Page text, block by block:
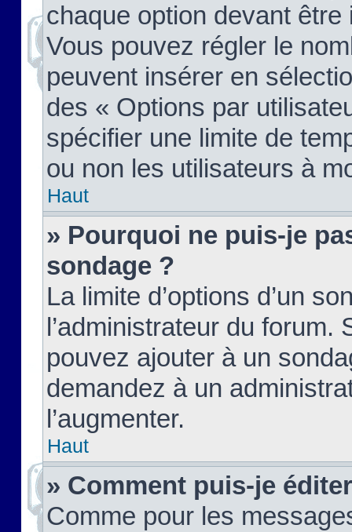
chaque option devant
Vous pouvez régler le
peuvent insérer en
des « Options par
spécifier une limite de
ou non les utilisateurs à
Haut
» Pourquoi ne puis-je
sondage ?
La limite d’options d’un
l’administrateur du forum.
pouvez ajouter à un
demandez à un
l’augmenter.
Haut
» Comment puis-je
Comme pour les